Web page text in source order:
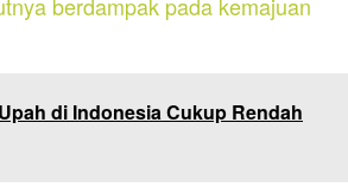
di Indonesia Cukup Rendah